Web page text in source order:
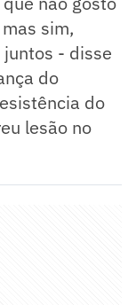
sim,
- disse
do
do
lesão no